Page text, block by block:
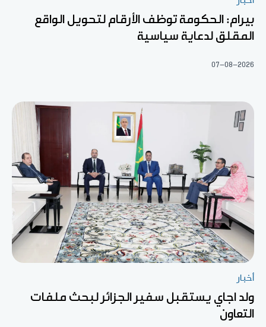
بيرام: الحكومة توظف الأرقام لتحويل الواقع
المقلق لدعاية سياسية
07-08-2026
أخبار
ولد اجاي يستقبل سفير الجزائر لبحث ملفات
التعاون